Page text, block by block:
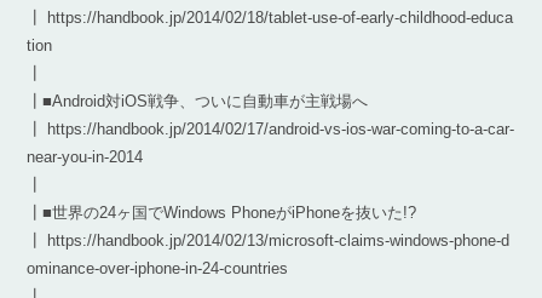
┃ https://handbook.jp/2014/02/18/tablet-use-of-early-childhood-educa
tion
┃■Android対iOS戦争、ついに自動車が主戦場へ
┃ https://handbook.jp/2014/02/17/android-vs-ios-war-coming-to-a-car-
near-you-in-2014
┃■世界の24ヶ国でWindows PhoneがiPhoneを抜いた!?
┃ https://handbook.jp/2014/02/13/microsoft-claims-windows-phone-d
ominance-over-iphone-in-24-countries